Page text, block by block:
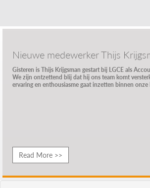
Nieuwe medewerker Thijs
Gisteren is Thijs Krijgsman gestart bij LGCE als
We zijn ontzettend blij dat hij ons team komt
ervaring en enthousiasme gaat inzetten binnen
Read More >>